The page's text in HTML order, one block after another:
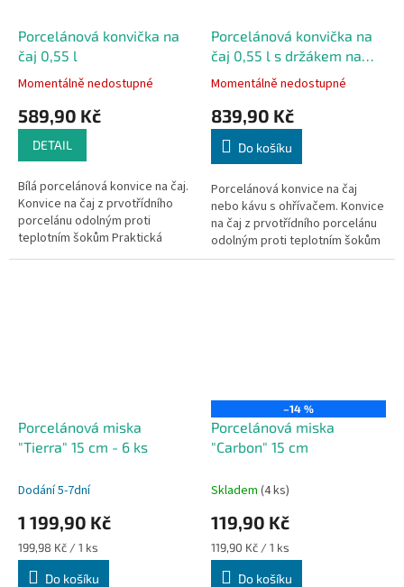
Porcelánová konvička na
čaj 0,55 l
Průměrné
produktu
5
hvězdiček.
Momentálně nedostupné
589,90 Kč
DETAIL
Bílá porcelánová konvice na čaj.
Konvice na čaj z prvotřídního
porcelánu odolným proti
teplotním šokům Praktická
stohovatelná čajová konvička.
Porcelánová konvička na
čaj 0,55 l s držákem na
svíčku
Průměrné
produktu
5,0
5
hvězdiček.
Momentálně nedostupné
839,90 Kč
Do košíku
Porcelánová konvice na čaj
nebo kávu s ohřívačem. Konvice
na čaj z prvotřídního porcelánu
odolným proti teplotním šokům
Praktická stohovatelná čajová
Porcelánová miska
"Tierra" 15 cm - 6 ks
Dodání 5-7dní
1 199,90 Kč
Měrná
cena:
199,98 Kč / 1 ks
Do košíku
–14 %
Porcelánová miska
"Carbon" 15 cm
Skladem (4 ks)
119,90 Kč
Měrná
cena:
119,90 Kč / 1 ks
Do košíku